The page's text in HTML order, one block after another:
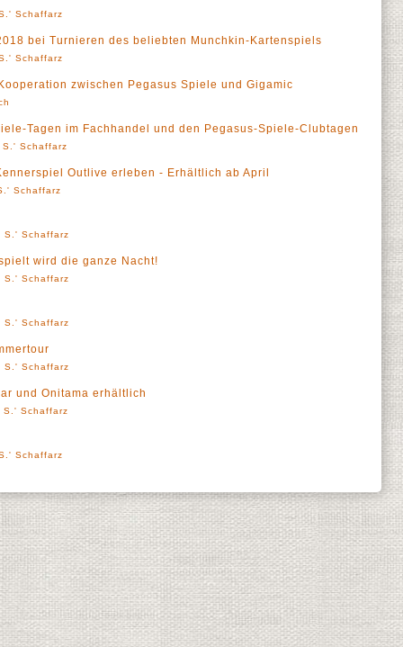
Schaffarz
bei Turnieren des beliebten Munchkin-Kartenspiels
Schaffarz
zwischen Pegasus Spiele und Gigamic
Tagen im Fachhandel und den Pegasus-Spiele-Clubtagen
S.' Schaffarz
Outlive erleben - Erhältlich ab April
Schaffarz
S.' Schaffarz
wird die ganze Nacht!
S.' Schaffarz
S.' Schaffarz
S.' Schaffarz
und Onitama erhältlich
S.' Schaffarz
Schaffarz